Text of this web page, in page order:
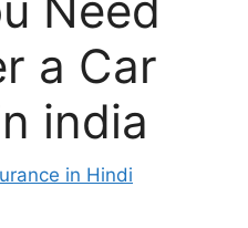
a Car
india
in Hindi